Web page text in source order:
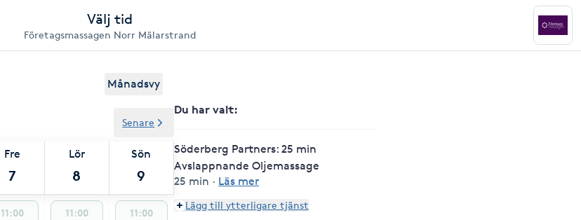
Välj tid
Företagsmassagen Norr Mälarstrand
Månadsvy
Fre
7
Lör
8
Sön
9
Senare
11:00 11:00 11:00
Du har valt:
Söderberg Partners: 25 min
Avslappnande Oljemassage
25 min · Läs mer
Lägg till ytterligare tjänst